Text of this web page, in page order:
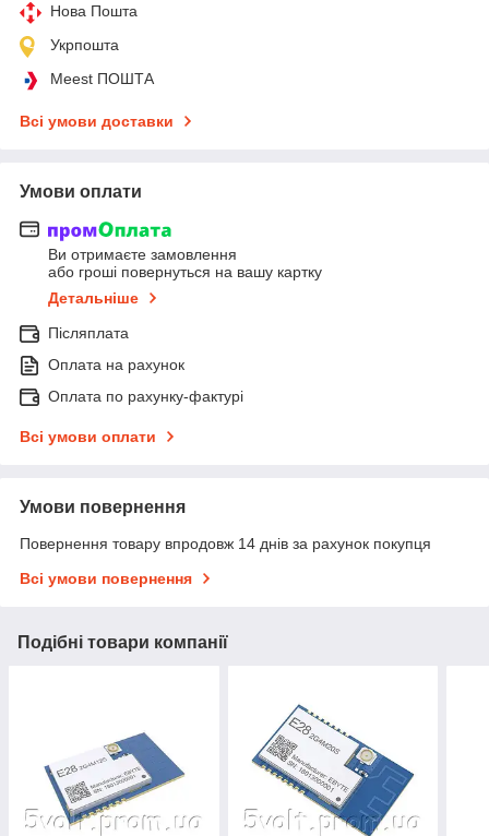
Нова Пошта
Укрпошта
Meest ПОШТА
Всі умови доставки
Умови оплати
Ви отримаєте замовлення
або гроші повернуться на вашу картку
Детальніше
Післяплата
Оплата на рахунок
Оплата по рахунку-фактурі
Всі умови оплати
Умови повернення
Повернення товару впродовж 14 днів за рахунок покупця
Всі умови повернення
Подібні товари компанії